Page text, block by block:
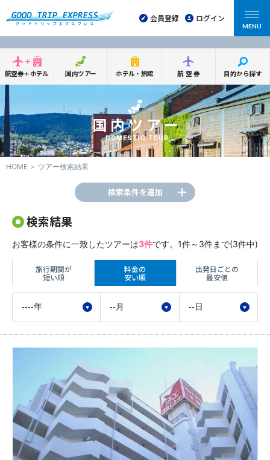
会員登録 ログイン
MENU
航空券＋ホテル 国内ツアー ホテル・旅館 航空券 目的から探す
国内ツアー
DOMESTIC TOUR
HOME ツアー検索結果
検索条件を追加
検索結果
お客様の条件に一致したツアーは3件です。1件～3件まで(3件中)
旅行期間が
短い順
料金の
安い順
出発日ごとの
最安値